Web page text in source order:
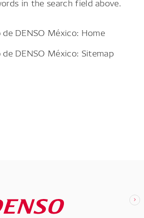
DENSO México: Home
DENSO México: Sitemap